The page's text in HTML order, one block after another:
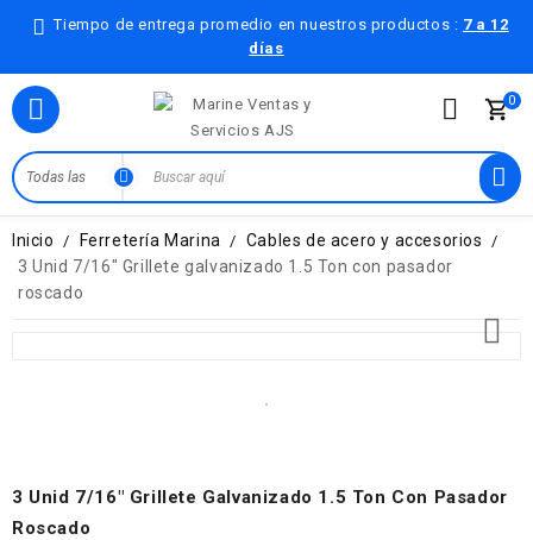
Tiempo de entrega promedio en nuestros productos : 7 a 12
días
 0
Inicio Ferretería Marina
Cables de acero y accesorios
3 Unid 7/16" Grillete galvanizado 1.5 Ton con pasador
roscado

3 Unid 7/16" Grillete Galvanizado 1.5 Ton Con Pasador
Roscado